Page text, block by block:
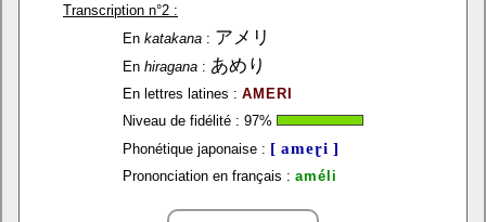
Transcription n°2 :
En katakana : アメリ
En hiragana : あめり
En lettres latines : AMERI
Niveau de fidélité : 97%
Phonétique japonaise : [ ameɽi ]
Prononciation en français : améli